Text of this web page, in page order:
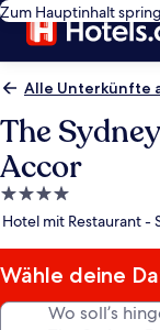
Zum Hauptinhalt
Alle Unterkünfte
The
Accor
4.0-
Sterne-
Hotel mit Restaurant -
Wähle deine
Wo soll’s